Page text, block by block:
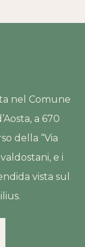
nel Comune
a 670
della “Via
e i
vista sul